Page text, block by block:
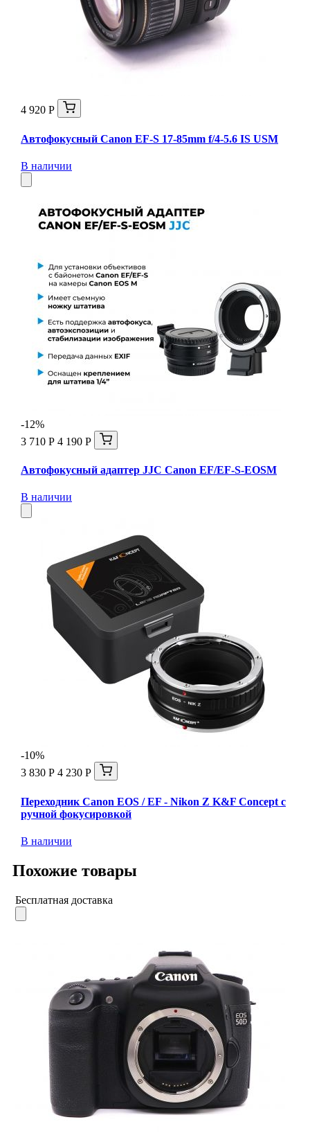
4 920 Р
Автофокусный Canon EF-S 17-85mm f/4-5.6 IS USM
В наличии
-12%
3 710 Р 4 190 Р
Автофокусный адаптер JJC Canon EF/EF-S-EOSM
В наличии
-10%
3 830 Р 4 230 Р
Переходник Canon EOS / EF - Nikon Z K&F Concept с
ручной фокусировкой
В наличии
Похожие товары
Бесплатная доставка